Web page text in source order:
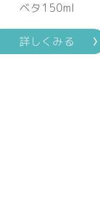
ベタ150ml
詳しくみる